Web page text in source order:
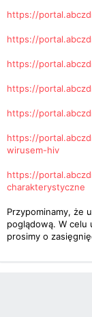
https://
https://
https://
https://
https://
https://
wirusem-hiv
https://
charakterystyczne
Przypominamy, że
poglądową. W celu
prosimy o